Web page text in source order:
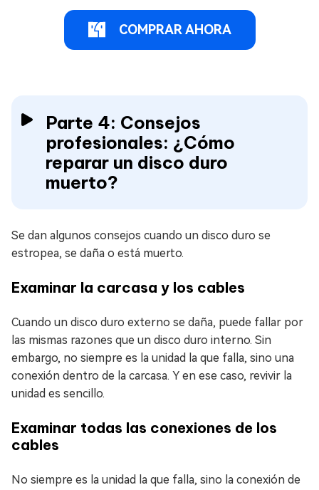
COMPRAR AHORA
Parte 4: Consejos
profesionales: ¿Cómo
reparar un disco duro
muerto?
Se dan algunos consejos cuando un disco duro se
estropea, se daña o está muerto.
Examinar la carcasa y los cables
Cuando un disco duro externo se daña, puede fallar por
las mismas razones que un disco duro interno. Sin
embargo, no siempre es la unidad la que falla, sino una
conexión dentro de la carcasa. Y en ese caso, revivir la
unidad es sencillo.
Examinar todas las conexiones de los
cables
No siempre es la unidad la que falla, sino la conexión de